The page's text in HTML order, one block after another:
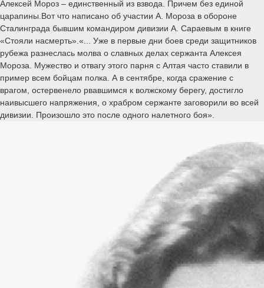
Алексей Мороз – единственный из взвода. Причем без единой
царапины.Вот что написано об участии А. Мороза в обороне
Сталинграда бывшим командиром дивизии А. Сараевым в книге
«Стояли насмерть».«... Уже в первые дни боев среди защитников
рубежа разнеслась молва о славных делах сержанта Алексея
Мороза. Мужество и отвагу этого парня с Алтая часто ставили в
пример всем бойцам полка. А в сентябре, когда сражение с
врагом, остервенело рвавшимся к волжскому берегу, достигло
наивысшего напряжения, о храбром сержанте заговорили во всей
дивизии. Произошло это после одного налетного боя».